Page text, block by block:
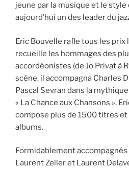
jeune par la musique et le style
aujourd’hui un des leader du
Eric Bouvelle rafle tous les
recueille les hommages des
accordéonistes (de Jo Privat à
scène, il accompagna Charles
Pascal Sevran dans la
« La Chance aux Chansons ».
compose plus de 1500 titres
albums.
Formidablement
Laurent Zeller et Laurent